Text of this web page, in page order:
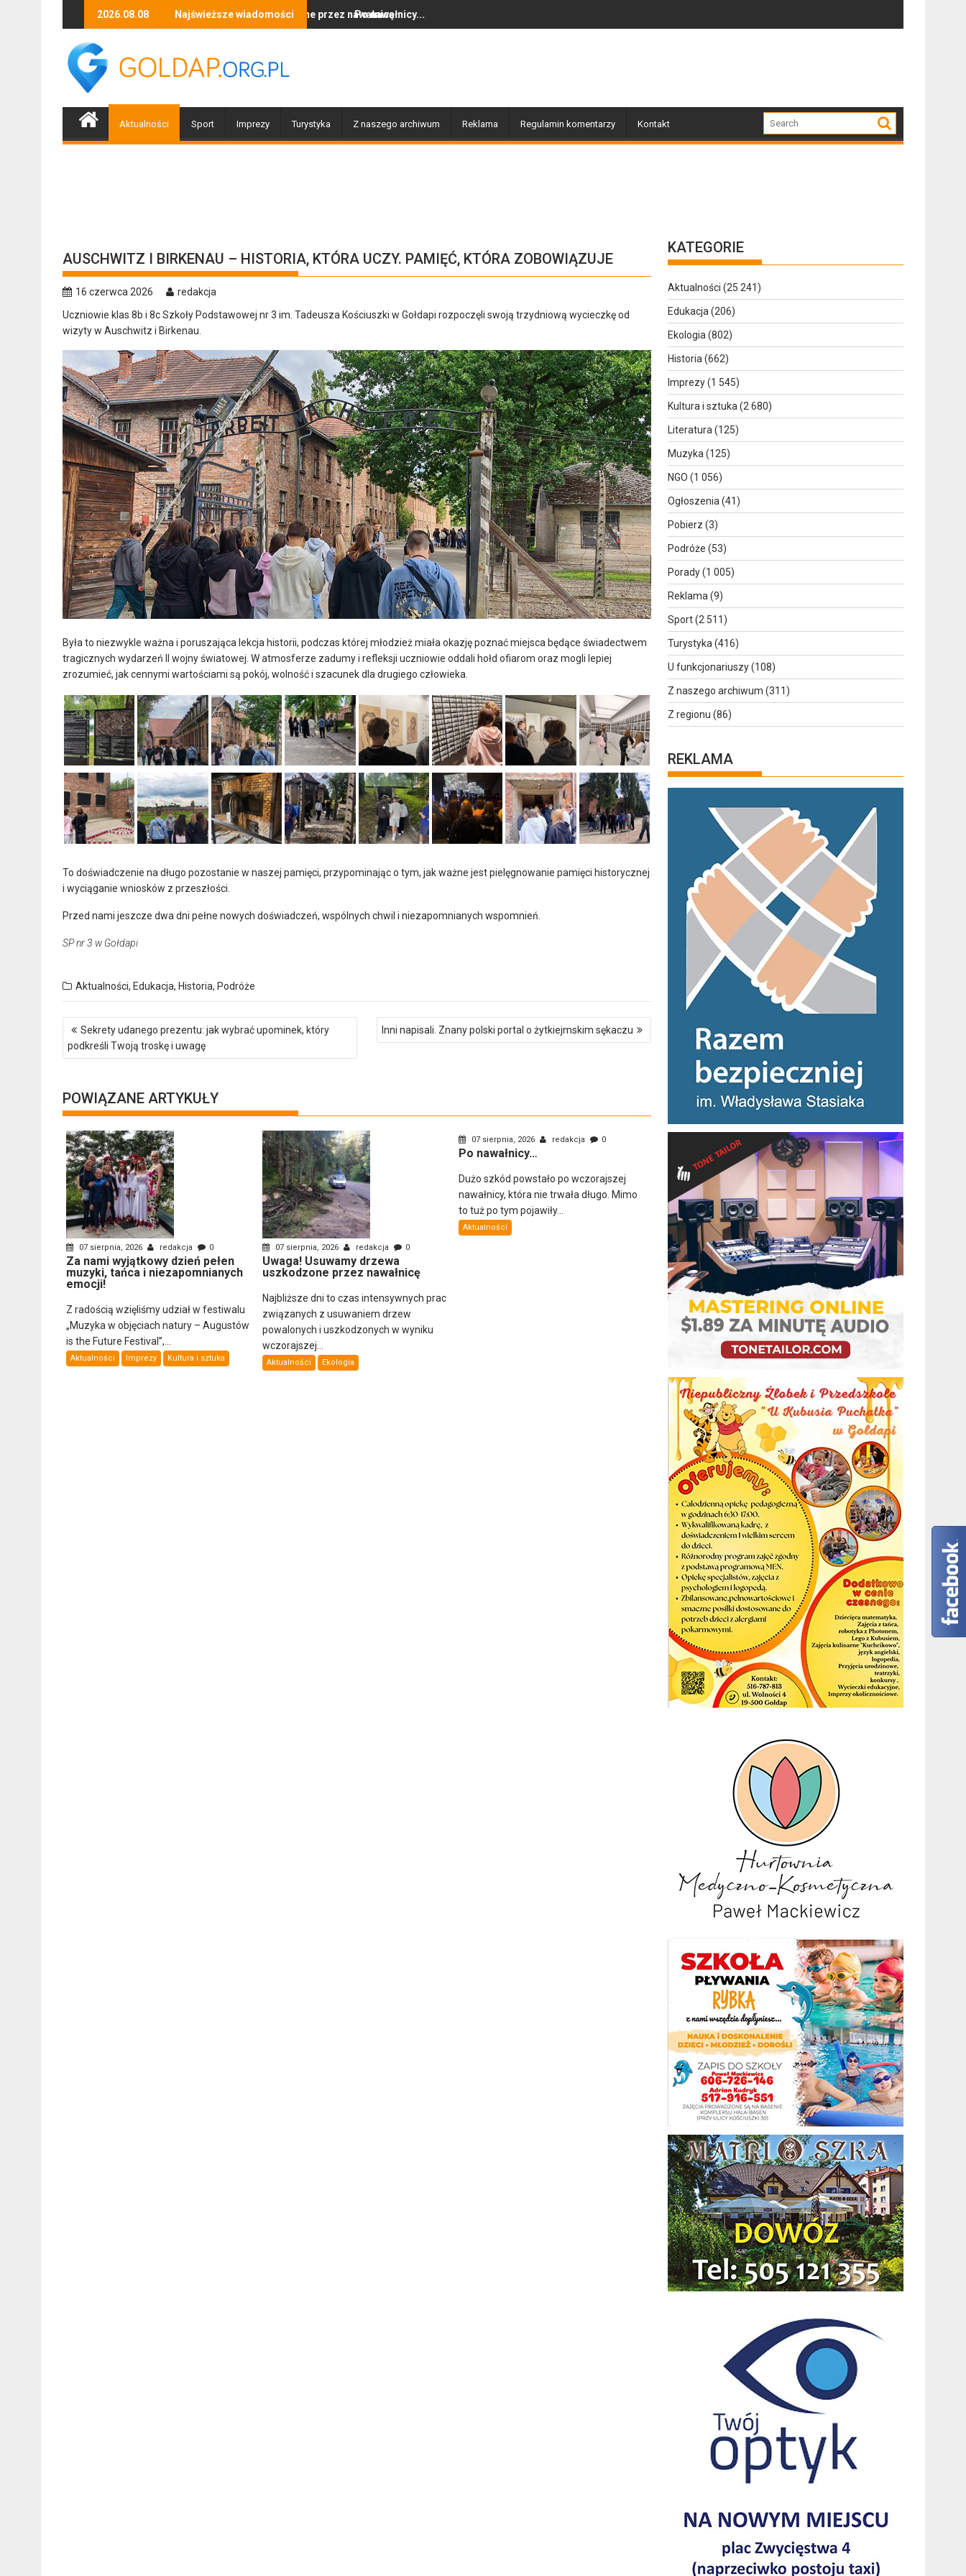
2026.08.08 Najświeższe wiadomości
tańca i niezapomnianych emocji!
Uwaga! Usuwamy drzewa uszkodzone przez nawałnicęPo nawałnicy...
Aktualności Sport Imprezy Turystyka Z naszego archiwum Reklama Regulamin komentarzy Kontakt
AUSCHWITZ I BIRKENAU – HISTORIA, KTÓRA UCZY. PAMIĘĆ, KTÓRA ZOBOWIĄZUJE
16 czerwca 2026
redakcja
Uczniowie klas 8b i 8c Szkoły Podstawowej nr 3 im. Tadeusza Kościuszki w Gołdapi rozpoczęli swoją trzydniową wycieczkę od
wizyty w Auschwitz i Birkenau.
Była to niezwykle ważna i poruszająca lekcja historii, podczas której młodzież miała okazję poznać miejsca będące świadectwem
tragicznych wydarzeń II wojny światowej. W atmosferze zadumy i refleksji uczniowie oddali hołd ofiarom oraz mogli lepiej
zrozumieć, jak cennymi wartościami są pokój, wolność i szacunek dla drugiego człowieka.
To doświadczenie na długo pozostanie w naszej pamięci, przypominając o tym, jak ważne jest pielęgnowanie pamięci historycznej
i wyciąganie wniosków z przeszłości.
Przed nami jeszcze dwa dni pełne nowych doświadczeń, wspólnych chwil i niezapomnianych wspomnień.
SP nr 3 w Gołdapi
Aktualności, Edukacja, Historia, Podróże
Nawigacja
wpisu
Sekrety udanego prezentu: jak wybrać upominek, który
podkreśli Twoją troskę i uwagę
Inni napisali. Znany polski portal o żytkiejmskim sękaczu
POWIĄZANE ARTYKUŁY
07 sierpnia, 2026 redakcja 0
Za nami wyjątkowy dzień pełen
muzyki, tańca i niezapomnianych
emocji!
Z radością wzięliśmy udział w festiwalu
„Muzyka w objęciach natury – Augustów
is the Future Festival”,...
Aktualności Imprezy Kultura i sztuka
07 sierpnia, 2026 redakcja 0
Uwaga! Usuwamy drzewa
uszkodzone przez nawałnicę
Najbliższe dni to czas intensywnych prac
związanych z usuwaniem drzew
powalonych i uszkodzonych w wyniku
wczorajszej...
Aktualności Ekologia
07 sierpnia, 2026 redakcja 0
Po nawałnicy…
Dużo szkód powstało po wczorajszej
nawałnicy, która nie trwała długo. Mimo
to tuż po tym pojawiły...
Aktualności
KATEGORIE
Aktualności (25 241)
Edukacja (206)
Ekologia (802)
Historia (662)
Imprezy(1 545)
Kultura i sztuka (2 680)
Literatura (125)
Muzyka (125)
NGO (1 056)
Ogłoszenia (41)
Pobierz (3)
Podróże (53)
Porady(1 005)
Reklama (9)
Sport(2 511)
Turystyka (416)
U funkcjonariuszy(108)
Z naszego archiwum (311)
Z regionu (86)
REKLAMA